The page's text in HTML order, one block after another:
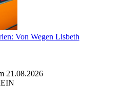
Von Wegen Lisbeth
21.08.2026